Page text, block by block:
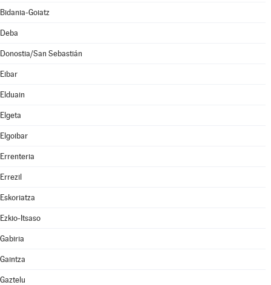
Bidania-Goiatz
Deba
Donostia/San Sebastián
Eibar
Elduain
Elgeta
Elgoibar
Errenteria
Errezil
Eskoriatza
Ezkio-Itsaso
Gabiria
Gaintza
Gaztelu